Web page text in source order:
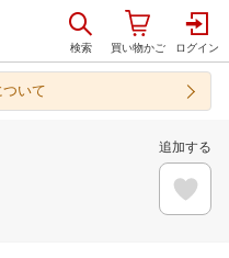
いて
追加する